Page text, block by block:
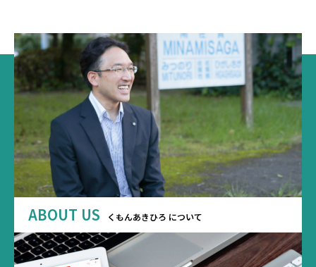
ABOUT US くもんあきひろ について